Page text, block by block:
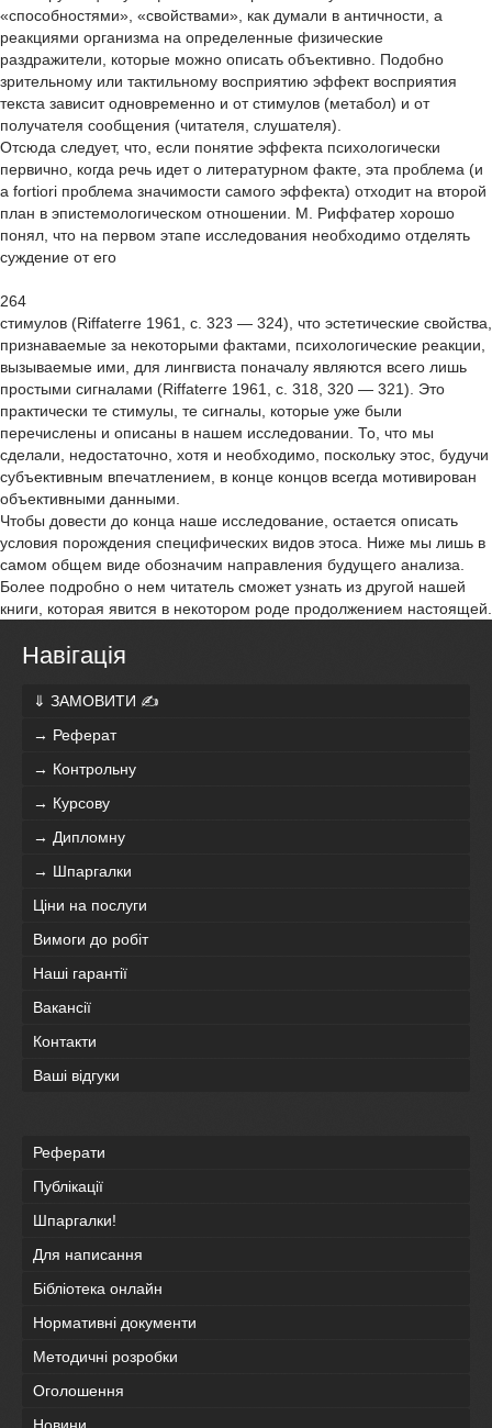
«способностями», «свойствами», как думали в античности, а
реакциями организма на определенные физические
раздражители, которые можно описать объективно. Подобно
зрительному или тактильному восприятию эффект восприятия
текста зависит одновременно и от стимулов (метабол) и от
получателя сообщения (читателя, слушателя).
Отсюда следует, что, если понятие эффекта психологически
первично, когда речь идет о литературном факте, эта проблема (и
a fortiori проблема значимости самого эффекта) отходит на второй
план в эпистемологическом отношении. М. Риффатер хорошо
понял, что на первом этапе исследования необходимо отделять
суждение от его
264
cтимулов (Riffaterre 1961, с. 323 — 324), что эстетические свойства,
признаваемые за некоторыми фактами, психологические реакции,
вызываемые ими, для лингвиста поначалу являются всего лишь
простыми сигналами (Riffaterre 1961, с. 318, 320 — 321). Это
практически те стимулы, те сигналы, которые уже были
перечислены и описаны в нашем исследовании. То, что мы
сделали, недостаточно, хотя и необходимо, поскольку этос, будучи
субъективным впечатлением, в конце концов всегда мотивирован
объективными данными.
Чтобы довести до конца наше исследование, остается описать
условия порождения специфических видов этоса. Ниже мы лишь в
самом общем виде обозначим направления будущего анализа.
Более подробно о нем читатель сможет узнать из другой нашей
книги, которая явится в некотором роде продолжением настоящей.
Навігація
⇓ ЗАМОВИТИ ✍
→ Реферат
→ Контрольну
→ Курсову
→ Дипломну
→ Шпаргалки
Ціни на послуги
Вимоги до робіт
Наші гарантії
Вакансії
Контакти
Ваші відгуки
Реферати
Публікації
Шпаргалки!
Для написання
Бібліотека онлайн
Нормативні документи
Методичні розробки
Оголошення